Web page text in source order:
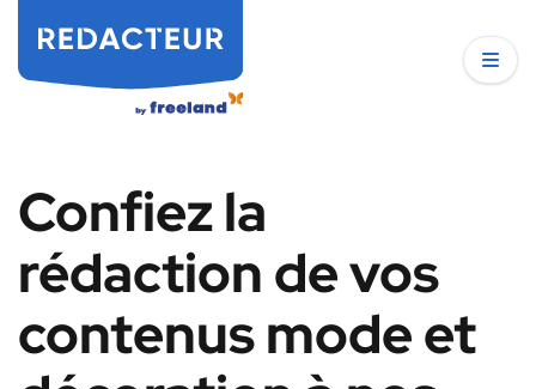
Confiez la
rédaction de vos
contenus mode et